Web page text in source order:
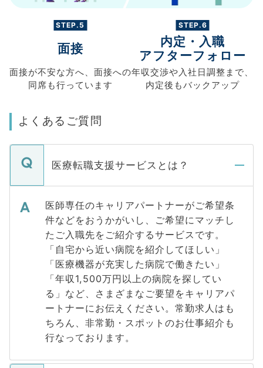
STEP.5
面接
面接が不安な方へ、 面接への
同席も行っています
STEP.6
内定・入職
アフターフォロー
年収交渉や入社日調整まで、
内定後もバックアップ
よくあるご質問
医療転職支援サービスとは？
医師専任のキャリアパートナーがご希望条
件などをおうかがいし、ご希望にマッチし
たご入職先をご紹介するサービスです。
「自宅から近い病院を紹介してほしい」
「医療機器が充実した病院で働きたい」
「年収1,500万円以上の病院を探してい
る」など、さまざまなご要望をキャリアパ
ートナーにお伝えください。常勤求人はも
ちろん、非常勤・スポットのお仕事紹介も
行なっております。